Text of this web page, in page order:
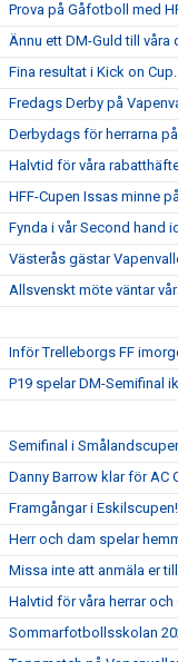
Prova på Gåfotboll med
Ännu ett DM-Guld till våra
Fina resultat i Kick on Cup.
Fredags Derby på
Derbydags för herrarna
Halvtid för våra
HFF-Cupen Issas minne
Fynda i vår Second hand
Västerås gästar
Allsvenskt möte väntar
Inför Trelleborgs FF
P19 spelar DM-Semifinal
Semifinal i
Danny Barrow klar för AC
Framgångar i Eskilscupen!
Herr och dam spelar
Missa inte att anmäla er
Halvtid för våra herrar och
Sommarfotbollsskolan